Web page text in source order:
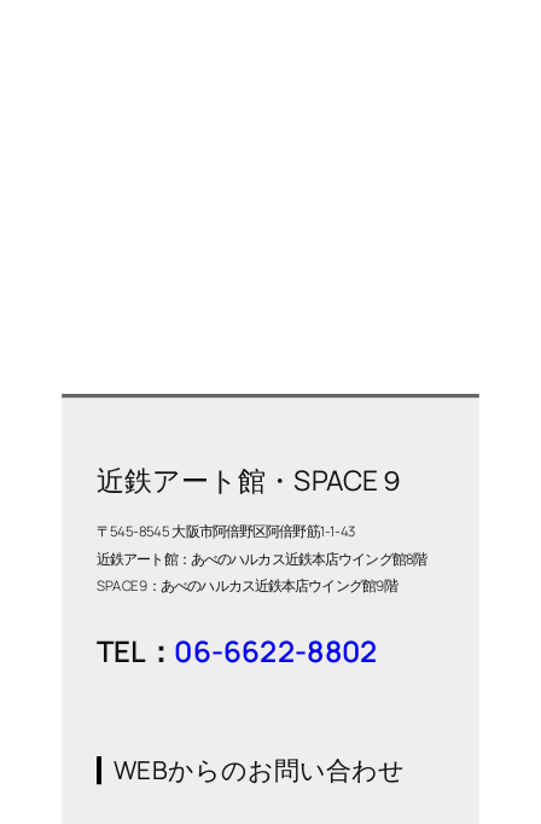
近鉄アート館・SPACE９
〒545-8545 大阪市阿倍野区阿倍野筋1-1-43
近鉄アート館：あべのハルカス近鉄本店ウイング館8階
SPACE9：あべのハルカス近鉄本店ウイング館9階
TEL： 06-6622-8802
WEBからのお問い合わせ